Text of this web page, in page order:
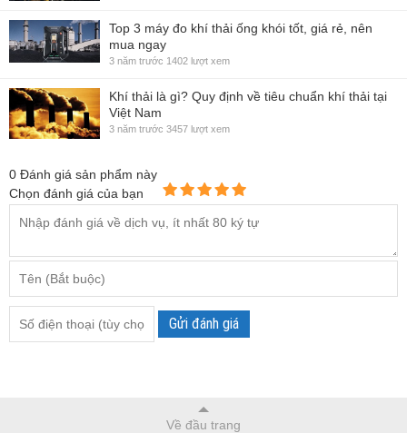
Top 3 máy đo khí thải ống khói tốt, giá rẻ, nên
mua ngay
3 năm trước 1402 lượt xem
Khí thải là gì? Quy định về tiêu chuẩn khí thải tại
Việt Nam
3 năm trước 3457 lượt xem
0 Đánh giá sản phẩm này
Chọn đánh giá của bạn
Gửi đánh giá
Về đầu trang